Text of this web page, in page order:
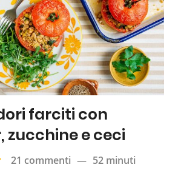
farciti con
zucchine e ceci
21 commenti — 52 minuti